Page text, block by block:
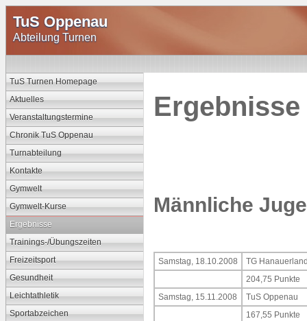
TuS Oppenau
Abteilung Turnen
TuS Turnen Homepage
Aktuelles
Veranstaltungstermine
Chronik TuS Oppenau
Turnabteilung
Kontakte
Gymwelt
Gymwelt-Kurse
Ergebnisse
Trainings-/Übungszeiten
Freizeitsport
Gesundheit
Leichtathletik
Sportabzeichen
Männliche
Samstag, 18.10.2008
TG
204,75 Punkte
Samstag, 15.11.2008
TuS Oppenau
167,55 Punkte